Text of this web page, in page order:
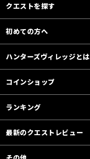
クエストを探す
初めての方へ
ハンターズヴィレッジとは
コインショップ
ランキング
最新のクエストレビュー